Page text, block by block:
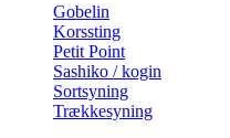
Gobelin
Korssting
Petit Point
Sashiko / kogin
Sortsyning
Trækkesyning